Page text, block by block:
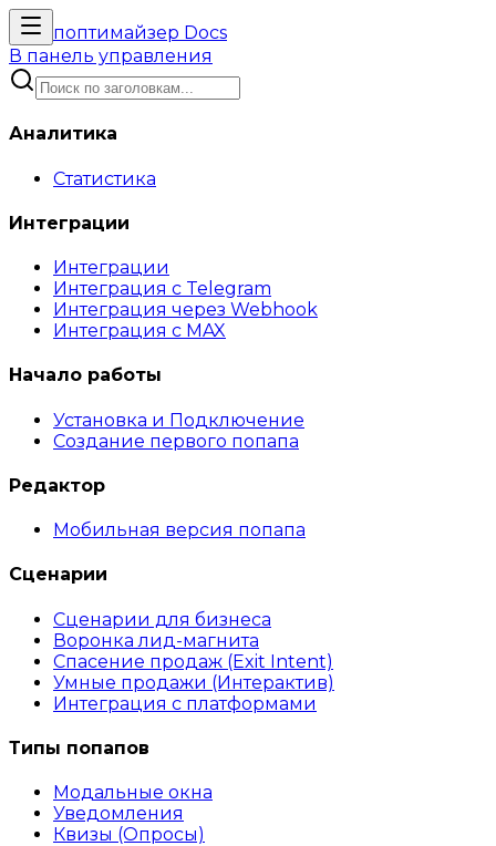
поптимайзер Docs
В панель управления
Аналитика
Статистика
Интеграции
Интеграции
Интеграция с Telegram
Интеграция через Webhook
Интеграция с MAX
Начало работы
Установка и Подключение
Создание первого попапа
Редактор
Мобильная версия попапа
Сценарии
Сценарии для бизнеса
Воронка лид-магнита
Спасение продаж (Exit Intent)
Умные продажи (Интерактив)
Интеграция с платформами
Типы попапов
Модальные окна
Уведомления
Квизы (Опросы)